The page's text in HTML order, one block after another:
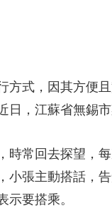
新聞
次
國足 國際足球
足球道路
式，因其方便
，江蘇省無錫
常回去探望，
張主動搭話，
要搭乘。